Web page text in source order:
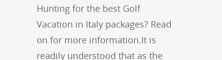
Hunting for the best Golf
Vacation in Italy packages? Read
on for more information.It is
readily understood that as the